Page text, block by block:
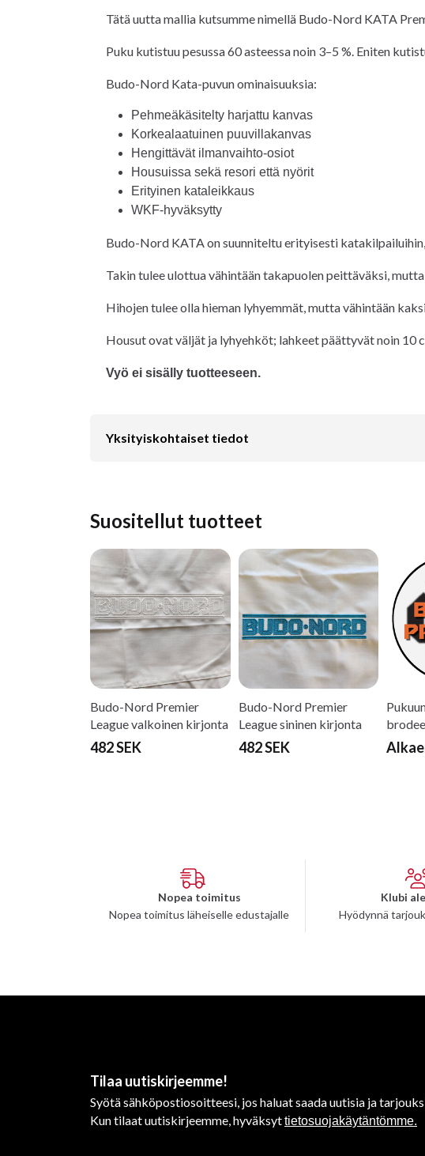
Tätä uutta mallia kutsumme nimellä Budo-Nord KATA
Puku kutistuu pesussa 60 asteessa noin 3–5 %. Eniten
Budo-Nord Kata-puvun ominaisuuksia:
Pehmeäkäsitelty harjattu kanvas
Korkealaatuinen puuvillakanvas
Hengittävät ilmanvaihto-osiot
Housuissa sekä resori että nyörit
Erityinen kataleikkaus
WKF-hyväksytty
Budo-Nord KATA on suunniteltu erityisesti
Takin tulee ulottua vähintään takapuolen peittäväksi,
Hihojen tulee olla hieman lyhyemmät, mutta vähintään
Housut ovat väljät ja lyhyehköt; lahkeet päättyvät noin 10
Vyö ei sisälly tuotteeseen.
Yksityiskohtaiset tiedot
Suositellut tuotteet
Budo-Nord Premier
League valkoinen kirjonta
482 SEK
Budo-Nord Premier
League sininen kirjonta
482 SEK
Nopea toimitus
Nopea toimitus läheiselle edustajalle
Klubi
Hyödynnä
Tilaa uutiskirjeemme!
Syötä sähköpostiosoitteesi, jos haluat saada uutisia ja
Kun tilaat uutiskirjeemme, hyväksyttietosuojakäytäntömme.